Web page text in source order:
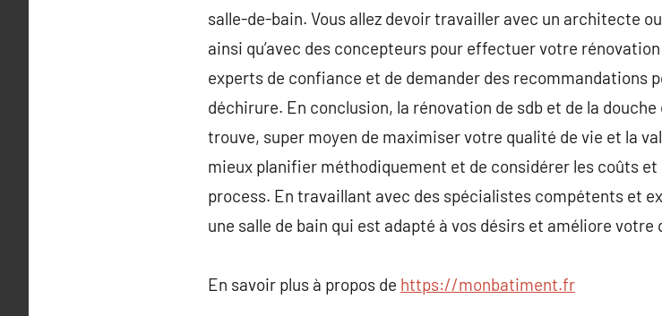
salle-de-bain. Vous allez devoir travailler avec un architecte
ainsi qu’avec des concepteurs pour effectuer votre
experts de confiance et de demander des recommandations
déchirure. En conclusion, la rénovation de sdb et de la
trouve, super moyen de maximiser votre qualité de vie et la
mieux planifier méthodiquement et de considérer les coûts
process. En travaillant avec des spécialistes compétents et
une salle de bain qui est adapté à vos désirs et améliore votre
En savoir plus à propos de https://monbatiment.fr